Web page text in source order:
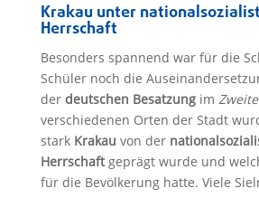
Krakau unter
Herrschaft
Besonders spannend war für die
Schüler noch die
der deutschen Besatzungim
verschiedenen Orten der Stadt
stark Krakau von der
Herrschaftgeprägt wurde und
für die Bevölkerung hatte. Viele